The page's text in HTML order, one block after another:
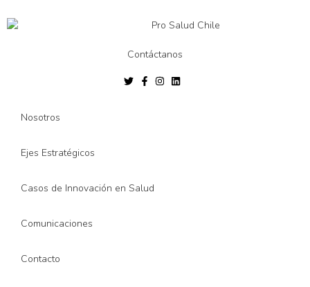
Contáctanos
Nosotros
Ejes Estratégicos
Casos de Innovación en Salud
Comunicaciones
Contacto